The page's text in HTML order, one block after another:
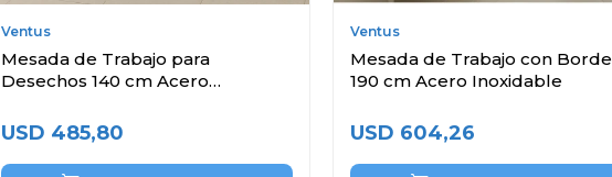
Ventus
Mesada de Trabajo para
Desechos 140 cm Acero
USD 485,80
Ventus
Mesada de Trabajo con Borde
190 cm Acero Inoxidable
USD 604,26